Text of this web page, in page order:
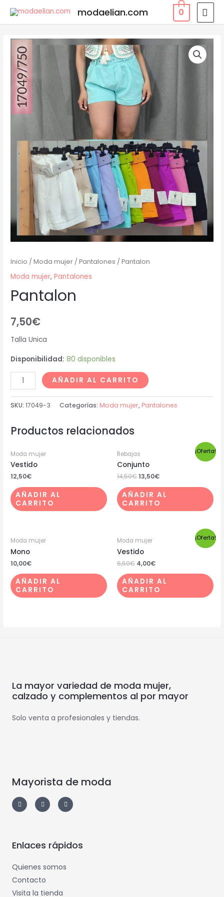
modaelian.com 0
Inicio /Moda mujer /Pantalones / Pantalon
Moda mujer,Pantalones
Pantalon
7,50€
Talla Unica
Disponibilidad: 80 disponibles
AÑADIR AL CARRITO
SKU:17049-3 Categorías: Moda mujer, Pantalones
Productos relacionados
Moda mujer
Vestido
12,50€
AÑADIR AL
CARRITO
¡Oferta!
Rebajas
Conjunto
14,50€13,50€
AÑADIR AL
CARRITO
Moda mujer
Mono
10,00€
AÑADIR AL
CARRITO
¡Oferta!
Moda mujer
Vestido
6,50€ 4,00€
AÑADIR AL
CARRITO
La mayor variedad de moda mujer,
calzado y complementos al por mayor
Solo venta a profesionales y tiendas.
Mayorista de moda
Enlaces rápidos
Quienes somos
Contacto
Visita la tienda